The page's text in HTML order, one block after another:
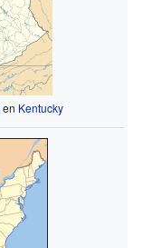
en Kentucky